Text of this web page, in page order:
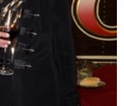
Anzeigen zu
Medien anbieten
Website zu
zu Ihrer